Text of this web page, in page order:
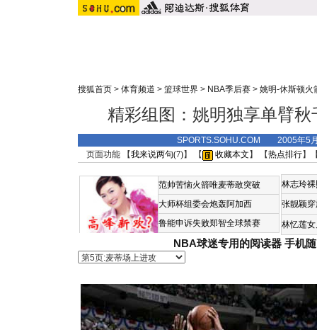
搜狐首页 > 体育频道 > 篮球世界 > NBA季后赛 > 姚明-休斯顿火
精彩组图：姚明独享单臂
SPORTS.SOHU.COM 2005年5
页面功能 【我来说两句(7)】 【 收藏本文 】 【热点排行】
范帅苦恼火箭唯麦蒂敢突破
大师杯组委会炮轰阿加西
鲁能申诉失败郑智全球禁赛
林志玲
张靓颖
林忆莲
NBA球迷专用的阅读器 手机